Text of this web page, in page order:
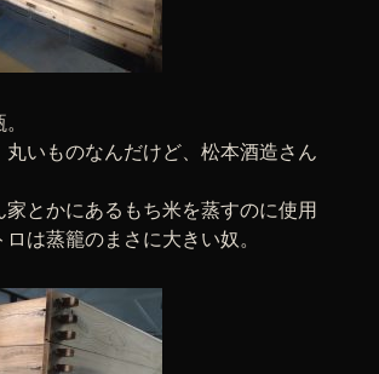
丸いものなんだけど、松本酒造さん
家とかにあるもち米を蒸すのに使用
は蒸籠のまさに大きい奴。